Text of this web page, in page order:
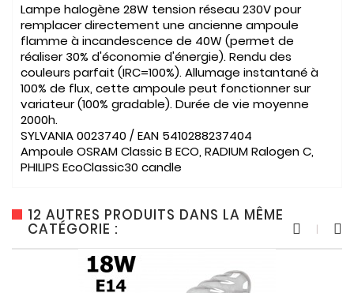
Lampe halogène 28W tension réseau 230V pour
remplacer directement une ancienne ampoule
flamme à incandescence de 40W (permet de
réaliser 30% d'économie d'énergie). Rendu des
couleurs parfait (IRC=100%). Allumage instantané à
100% de flux, cette ampoule peut fonctionner sur
variateur (100% gradable). Durée de vie moyenne
2000h.
SYLVANIA 0023740 / EAN 5410288237404
Ampoule OSRAM Classic B ECO, RADIUM Ralogen C,
PHILIPS EcoClassic30 candle
12 AUTRES PRODUITS DANS LA MÊME
CATÉGORIE :